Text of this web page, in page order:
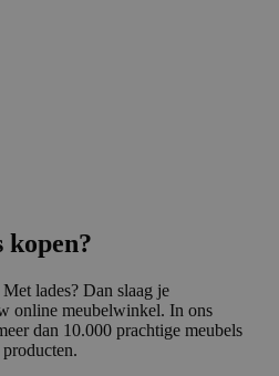
kopen?
lades? Dan slaag je
online meubelwinkel. In ons
dan 10.000 prachtige meubels